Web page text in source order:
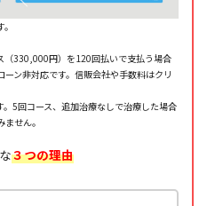
330,000円）を120回払いで支払う場合
ン非対応です。信販会社や手数料はクリ
5回コース、追加治療なしで治療した場合
せん。
３つの理由